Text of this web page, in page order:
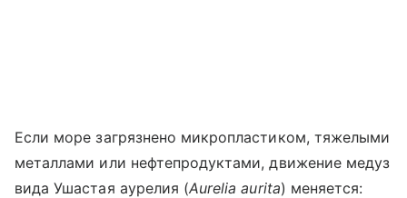
Если море загрязнено микропластиком, тяжелыми
металлами или нефтепродуктами, движение медуз
вида Ушастая аурелия (Aurelia aurita) меняется: